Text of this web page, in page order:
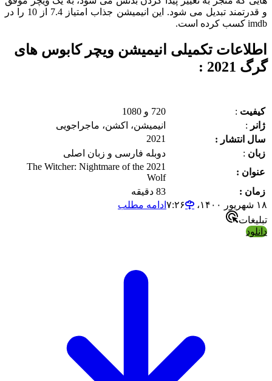
و قدرتمند تبدیل می شود. این انیمیشن جذاب امتیاز 7.4 از 10 را در
imdb کسب کرده است.
اطلاعات تکمیلی انیمیشن ویچر کابوس های
گرگ 2021 :
کیفیت :
720 و 1080
ژانر :
انیمیشن، اکشن، ماجراجویی
سال انتشار :
2021
زبان :
دوبله فارسی و زبان اصلی
عنوان :
2021 The Witcher: Nightmare of the
Wolf
زمان :
83 دقیقه
۱۸ شهریور ۱۴۰۰،‏ ۷:۲۶
ادامه مطلب
تبلیغات
دانلود